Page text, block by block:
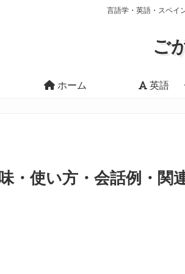
言語学・英語・スペイ
ご
ホーム 英語
・使い方・会話例・関